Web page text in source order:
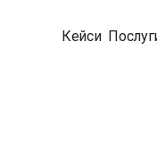
Кейси